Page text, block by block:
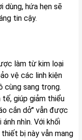
dùng, hứa hẹn sẽ
tin cậy.
làm từ kim loại
vệ các linh kiện
cùng sang trọng.
giúp giảm thiểu
cắn dở" vẫn được
nhìn. Với khối
bị này vẫn mang